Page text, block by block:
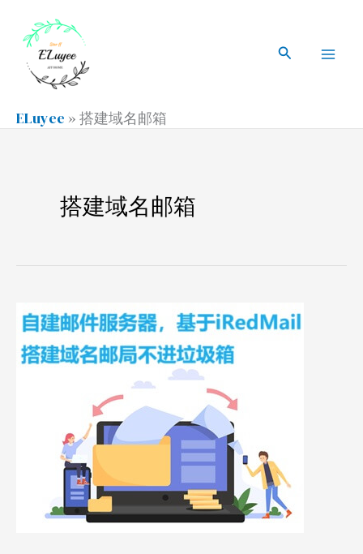
搜
ELuyee » 搭建域名邮箱
搭建域名邮箱
自
建
邮
iRedMail
索